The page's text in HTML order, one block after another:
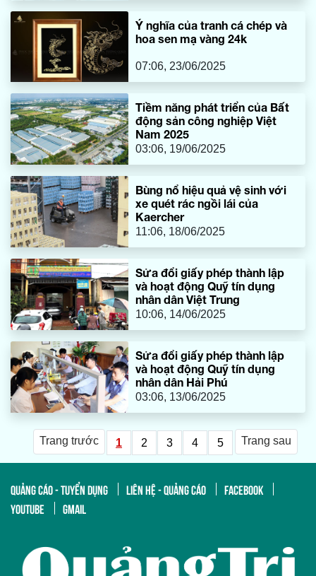
Ý nghĩa của tranh cá chép và
hoa sen mạ vàng 24k
07:06, 23/06/2025
Tiềm năng phát triển của Bất
động sản công nghiệp Việt
Nam 2025
03:06, 19/06/2025
Bùng nổ hiệu quả vệ sinh với
xe quét rác ngồi lái của
Kaercher
11:06, 18/06/2025
Sửa đổi giấy phép thành lập
và hoạt động Quỹ tín dụng
nhân dân Việt Trung
10:06, 14/06/2025
Sửa đổi giấy phép thành lập
và hoạt động Quỹ tín dụng
nhân dân Hải Phú
03:06, 13/06/2025
Trang trước 1 2 3 4 5 Trang sau
QUẢNG CÁO - TUYỂN DỤNG LIÊN HỆ - QUẢNG CÁO
FACEBOOK
YOUTUBE
GMAIL